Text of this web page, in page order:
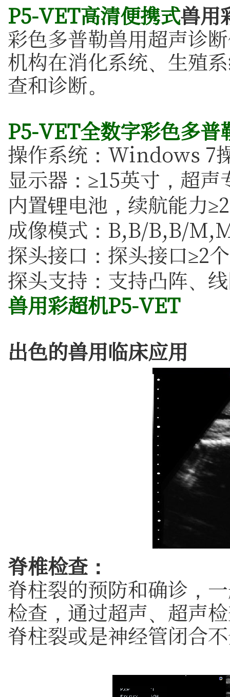
P5-VET高清便携式兽用
彩色多普勒兽用超声诊
机构在消化系统、生殖
查和诊断。
P5-VET全数字彩色多普
操作系统：Windows 7
显示器：≥15英寸，超
内置锂电池，续航能力
成像模式：B,B/B,B/
探头接口：探头接口≥2个
探头支持：支持凸阵、
兽用彩超机P5-VET
出色的兽用临床应用
脊椎检查：
脊柱裂的预防和确诊，
检查，通过超声、超声
脊柱裂或是神经管闭合